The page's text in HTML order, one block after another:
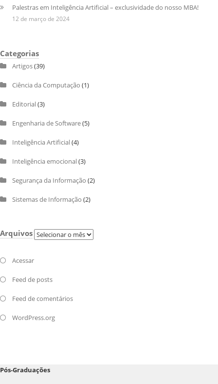
Palestras em Inteligência Artificial – exclusividade do nosso MBA!
12 de março de 2024
Categorias
Artigos(39)
Ciência da Computação (1)
Editorial(3)
Engenharia de Software(5)
Inteligência Artificial(4)
Inteligência emocional(3)
Segurança da Informação (2)
Sistemas de Informação (2)
ArquivosArquivos
Acessar
Feed de posts
Feed de comentários
WordPress.org
Pós-Graduações